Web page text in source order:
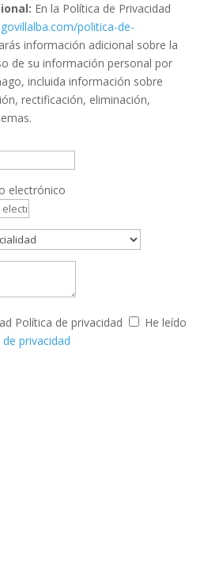
En la Política de Privacidad
politica-de-
información adicional sobre la
de su información personal por
incluida información sobre
rectificación, eliminación,
electrónico
Política de privacidad
He leído
privacidad